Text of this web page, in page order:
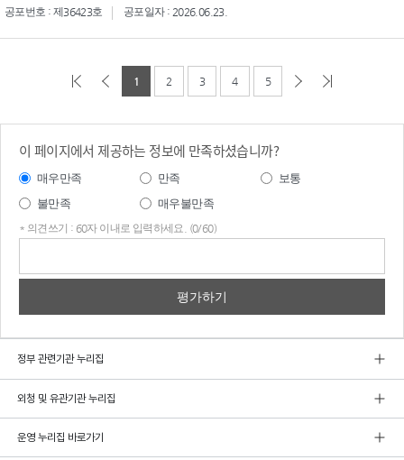
공포번호 : 제36423호
공포일자 : 2026.06.23.
1 2 3 4 5
이 페이지에서 제공하는 정보에 만족하셨습니까?
매우만족 만족
보통
불만족
매우불만족
* 의견쓰기 : 60자 이내로 입력하세요. (0/60)
정부 관련기관 누리집
외청 및 유관기관 누리집
운영 누리집 바로가기